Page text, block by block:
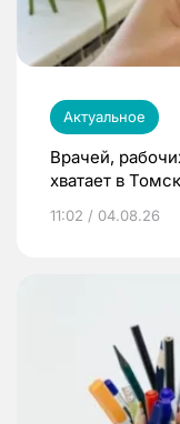
Актуальное
Врачей,
хватает в
11:02 / 04.08.26